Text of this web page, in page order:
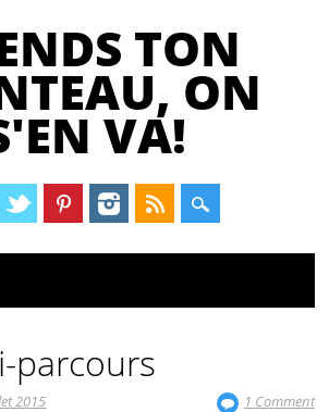
TON
ON
VA!
parcours
2015 1 Comment